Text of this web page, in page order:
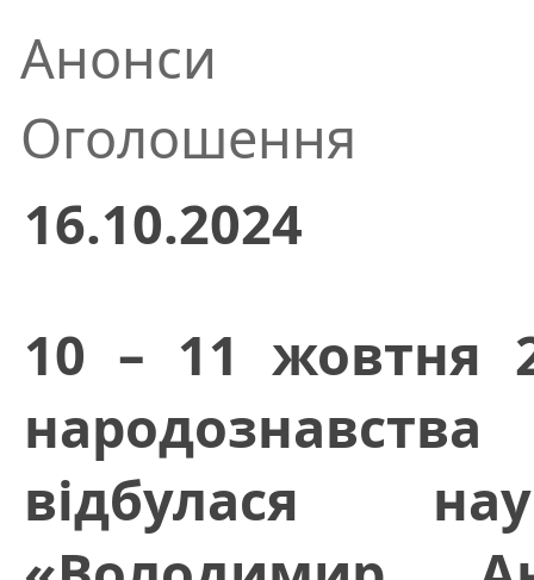
Анонси
Оголошення
16.10.2024
10 – 11 жовтня
відбулася